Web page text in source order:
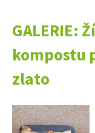
GALERIE:
kompostu
zlato